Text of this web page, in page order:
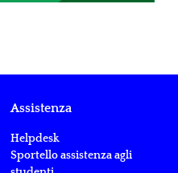
Assistenza
Helpdesk
Sportello assistenza agli